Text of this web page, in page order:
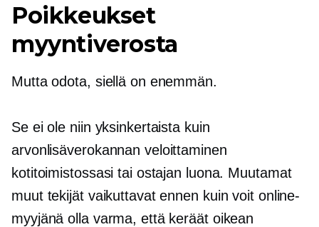
Poikkeukset
myyntiverosta
Mutta odota, siellä on enemmän.
Se ei ole niin yksinkertaista kuin
arvonlisäverokannan veloittaminen
kotitoimistossasi tai ostajan luona. Muutamat
muut tekijät vaikuttavat ennen kuin voit online-
myyjänä olla varma, että keräät oikean